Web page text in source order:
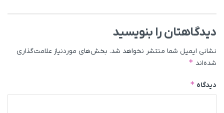
دیدگاهتان را بنویسید
نشانی ایمیل شما منتشر نخواهد شد. بخش‌های موردنیاز علامت‌گذاری
شده‌اند *
دیدگاه *